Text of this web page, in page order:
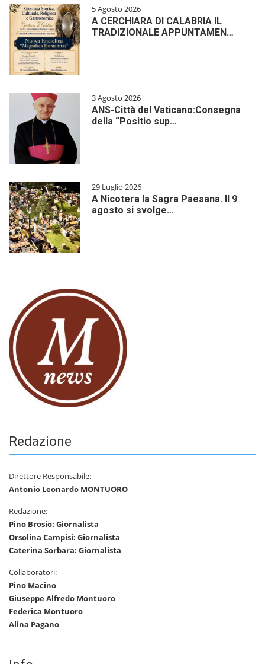
5 Agosto 2026
A CERCHIARA DI CALABRIA IL
TRADIZIONALE APPUNTAMEN…
3 Agosto 2026
ANS-Città del Vaticano:Consegna
della “Positio sup…
29 Luglio 2026
A Nicotera la Sagra Paesana. Il 9
agosto si svolge…
Redazione
Direttore Responsabile:
Antonio Leonardo MONTUORO
Redazione:
Pino Brosio: Giornalista
Orsolina Campisi: Giornalista
Caterina Sorbara: Giornalista
Collaboratori:
Pino Macino
Giuseppe Alfredo Montuoro
Federica Montuoro
Alina Pagano